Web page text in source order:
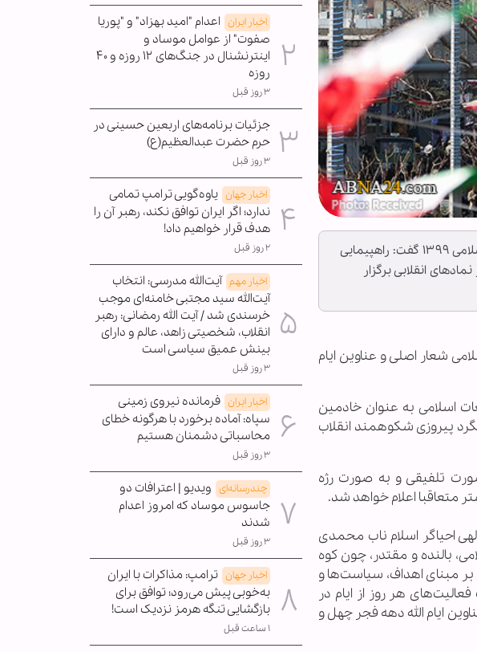
قائم مقام شورای هماهنگی تبلیغات اسلامی با اعلام شعار اصلی و عناوین ایام الله دهه فجر انقلاب اسلامی ۱۳۹۹ گفت: راهپیمایی
انقلابی برگزار
شعار اصلی و عناوین ایام
اسلامی به عنوان خادمین
پیروزی شکوهمند انقلاب
اسلامی با بیان اینکه راهپیمایی یوم الله ۲۲ بهمن به صورت تلفیقی و به صورت رژه
متعاقبا اعلام خواهد شد.
احیاگر اسلام ناب محمدی
بالنده و مقتدر، چون کوه
اقدام بعدی تعیین عناوین اختصاصی ایام الله دهه فجر از ۱۲ تا ۲۲ بهمن بر مبنای اهداف، سیاست‌ها و
هر روز از ایام در
ایام الله دهه فجر چهل و
اخبار ایران اعدام "امید بهزاد" و "پوریا
صفوت" از عوامل موساد و
اینترنشنال در جنگ‌های ۱۲ روزه و ۴۰
روزه
۳ روز قبل
جزئیات برنامه‌های اربعین حسینی در
حرم حضرت عبدالعظیم(ع)
۳ روز قبل
اخبار جهان یاوه‌گویی ترامپ تمامی
ندارد؛ اگر ایران توافق نکند، رهبر آن را
هدف قرار خواهیم داد!
۲ روز قبل
اخبار مهم آیت‌الله مدرسی: انتخاب
آیت‌الله سید مجتبی خامنه‌ای موجب
خرسندی شد / آیت الله رمضانی: رهبر
انقلاب، شخصیتی زاهد، عالم و دارای
بینش عمیق سیاسی است
۳ روز قبل
اخبار ایران فرمانده نیروی زمینی
سپاه: آماده برخورد با هرگونه خطای
محاسباتی دشمنان هستیم
۳ روز قبل
چندرسانه‌ای ویدیو | اعترافات دو
جاسوس موساد که امروز اعدام
شدند
۳ روز قبل
اخبار جهان ترامپ: مذاکرات با ایران
به‌خوبی پیش می‌رود؛ توافق برای
بازگشایی تنگه هرمز نزدیک است!
۱ ساعت قبل